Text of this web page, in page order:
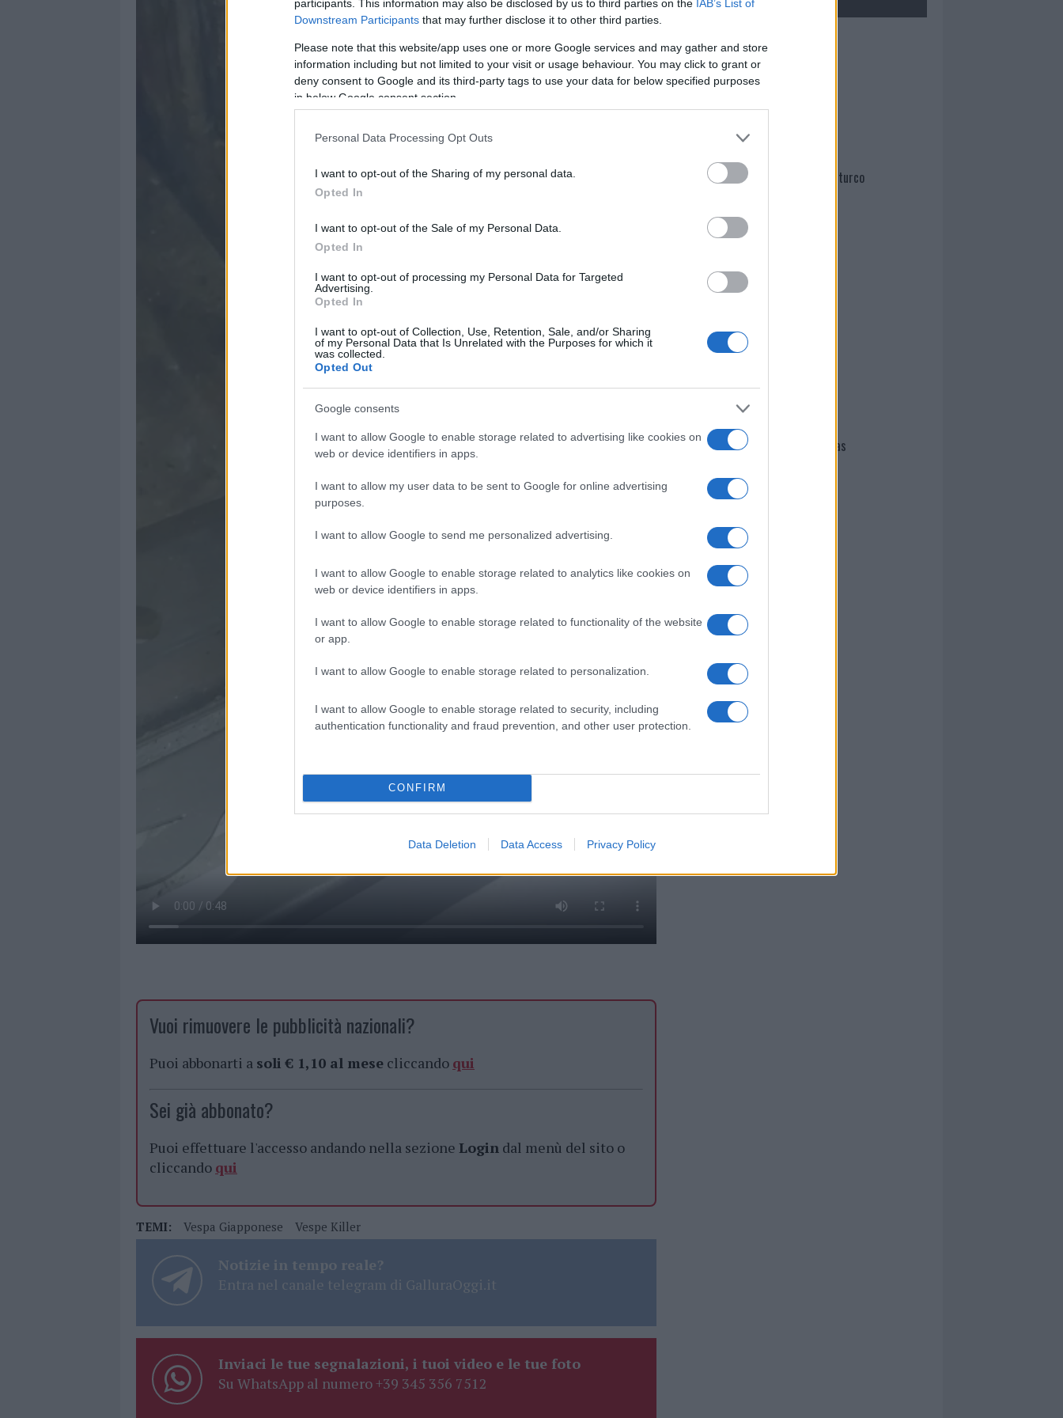
participants. This information may also be disclosed by us to third parties on the IAB’s List of
Downstream Participants that may further disclose it to other third parties.
Please note that this website/app uses one or more Google services and may gather and store
information including but not limited to your visit or usage behaviour. You may click to grant or
deny consent to Google and its third-party tags to use your data for below specified purposes
in below Google consent section.
Personal Data Processing Opt Outs
I want to opt-out of the Sharing of my personal data.
Opted In
I want to opt-out of the Sale of my Personal Data.
Opted In
I want to opt-out of processing my Personal Data for Targeted
Advertising.
Opted In
I want to opt-out of Collection, Use, Retention, Sale, and/or Sharing
of my Personal Data that Is Unrelated with the Purposes for which it
was collected.
Opted Out
Google consents
I want to allow Google to enable storage related to advertising like cookies on
web or device identifiers in apps.
I want to allow my user data to be sent to Google for online advertising
purposes.
I want to allow Google to send me personalized advertising.
I want to allow Google to enable storage related to analytics like cookies on
web or device identifiers in apps.
I want to allow Google to enable storage related to functionality of the website
or app.
I want to allow Google to enable storage related to personalization.
I want to allow Google to enable storage related to security, including
authentication functionality and fraud prevention, and other user protection.
CONFIRM
Data Deletion Data Access Privacy Policy
Vuoi rimuovere le pubblicità nazionali?
Puoi abbonarti a soli € 1,10 al mese cliccando qui
Sei già abbonato?
Puoi effettuare l'accesso andando nella sezione Login dal menù del sito o
cliccando qui
TEMI: Vespa Giapponese Vespe Killer
Notizie in tempo reale?
Entra nel canale telegram di GalluraOggi.it
Inviaci le tue segnalazioni, i tuoi video e le tue foto
Su WhatsApp al numero +39 345 356 7512
Mario Malu
Paolo Pinna
Martina Agostina Diturco
Giovannimaria Cabras